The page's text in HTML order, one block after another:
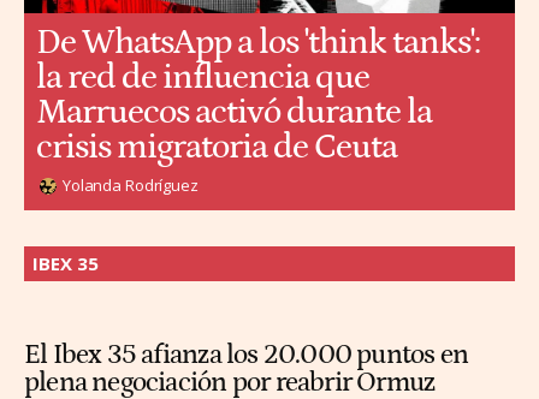
De WhatsApp a los 'think tanks':
la red de influencia que
Marruecos activó durante la
crisis migratoria de Ceuta
Yolanda Rodríguez
IBEX 35
El Ibex 35 afianza los 20.000 puntos en
plena negociación por reabrir Ormuz